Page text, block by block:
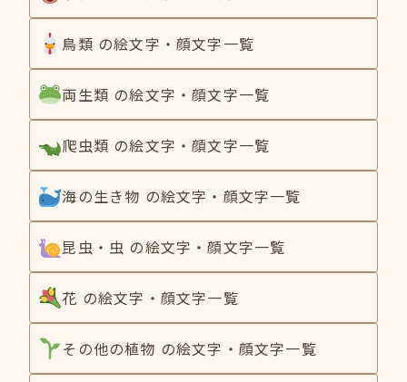
鳥類 の絵文字・顔文字一覧
両生類 の絵文字・顔文字一覧
爬虫類 の絵文字・顔文字一覧
海の生き物 の絵文字・顔文字一覧
昆虫・虫 の絵文字・顔文字一覧
花 の絵文字・顔文字一覧
その他の植物 の絵文字・顔文字一覧